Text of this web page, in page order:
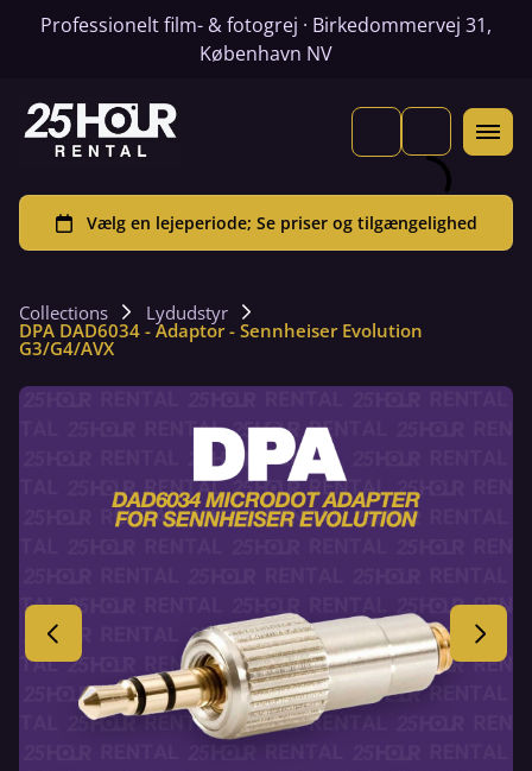
Professionelt film- & fotogrej · Birkedommervej 31,
København NV
Collections Lydudstyr
DPA DAD6034 - Adaptor - Sennheiser Evolution
G3/G4/AVX